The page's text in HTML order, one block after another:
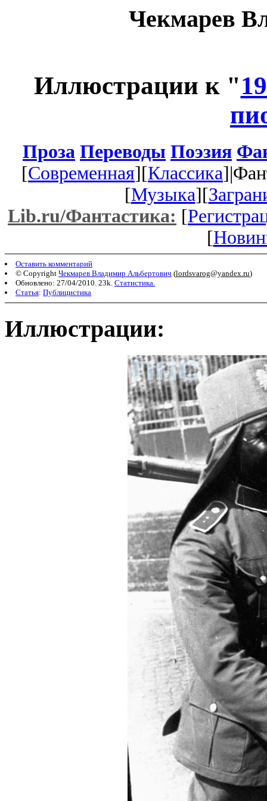
Чекмарев
Иллюстрации к "
Проза Переводы Поэзия
[Современная][Классика
[Музыка][
Lib.ru/Фантастика: [
[
Оставить комментарий
© Copyright Чекмарев Владимир Альбертович (lordsvarog@yandex.ru)
Обновлено: 27/04/2010. 23k. Статистика.
Статья: Публицистика
Иллюстрации: